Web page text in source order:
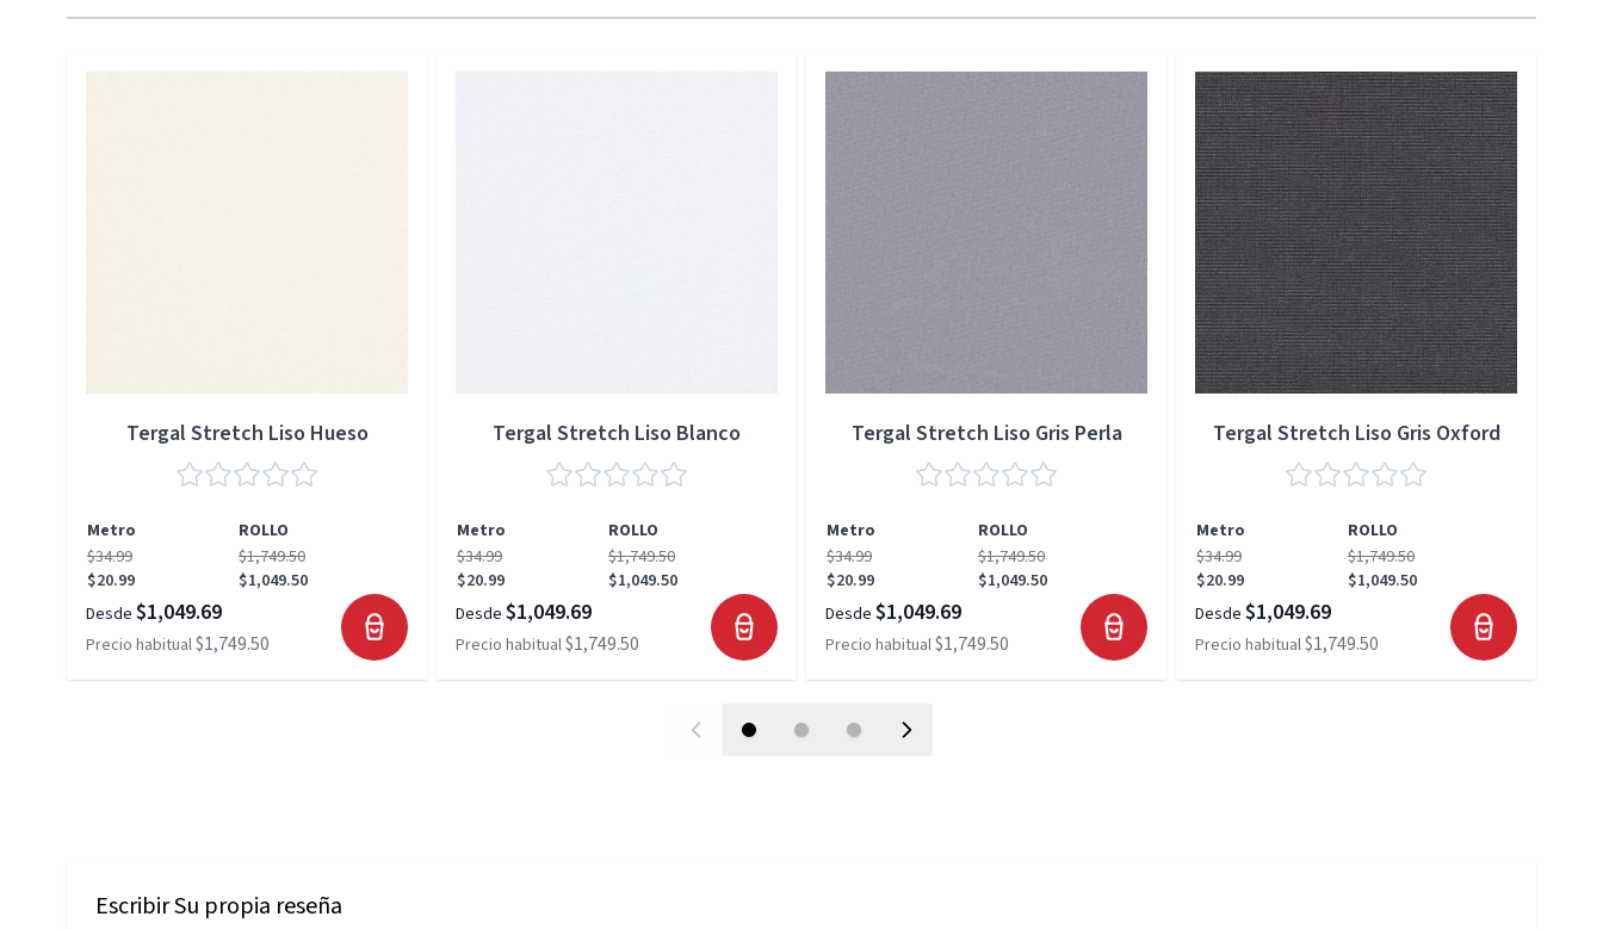
Tergal Stretch Liso Hueso
Metro
ROLLO
$34.99
$20.99
$1,749.50
$1,049.50
Desde $1,049.69
Precio habitual$1,749.50
Tergal Stretch Liso Blanco
Metro
ROLLO
$34.99
$20.99
$1,749.50
$1,049.50
Desde $1,049.69
Precio habitual$1,749.50
Tergal Stretch Liso Gris Perla
Metro
ROLLO
$34.99
$20.99
$1,749.50
$1,049.50
Desde $1,049.69
Precio habitual$1,749.50
Tergal Stretch Liso Gris Oxford
Metro
ROLLO
$34.99
$20.99
$1,749.50
$1,049.50
Desde $1,049.69
Precio habitual$1,749.50
Escribir Su propia reseña